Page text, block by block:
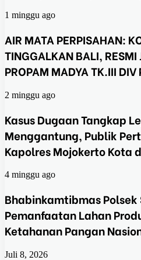
1 minggu ago
AIR MATA PERPISAHAN:
TINGGALKAN BALI, RESMI
PROPAM MADYA TK.III DIV
2 minggu ago
Kasus Dugaan Tangkap
Menggantung, Publik
Kapolres Mojokerto Kota
4 minggu ago
Bhabinkamtibmas Polsek
Pemanfaatan Lahan
Ketahanan Pangan
Juli 8, 2026